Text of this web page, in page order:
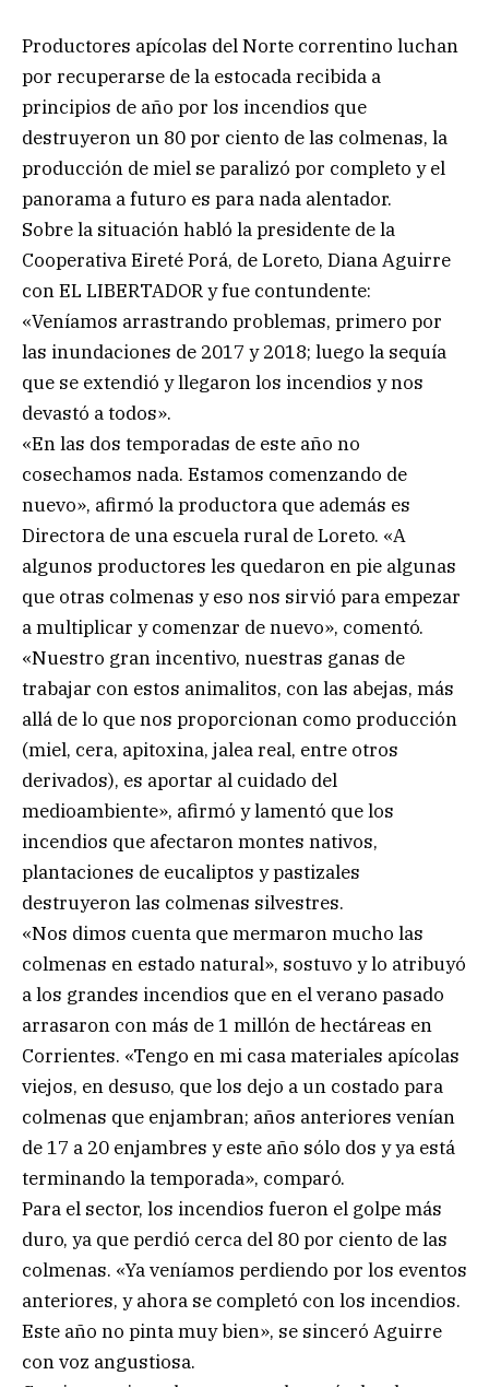
Productores apícolas del Norte correntino luchan
por recuperarse de la estocada recibida a
principios de año por los incendios que
destruyeron un 80 por ciento de las colmenas, la
producción de miel se paralizó por completo y el
panorama a futuro es para nada alentador.
Sobre la situación habló la presidente de la
Cooperativa Eireté Porá, de Loreto, Diana Aguirre
con EL LIBERTADOR y fue contundente:
«Veníamos arrastrando problemas, primero por
las inundaciones de 2017 y 2018; luego la sequía
que se extendió y llegaron los incendios y nos
devastó a todos».
«En las dos temporadas de este año no
cosechamos nada. Estamos comenzando de
nuevo», afirmó la productora que además es
Directora de una escuela rural de Loreto. «A
algunos productores les quedaron en pie algunas
que otras colmenas y eso nos sirvió para empezar
a multiplicar y comenzar de nuevo», comentó.
«Nuestro gran incentivo, nuestras ganas de
trabajar con estos animalitos, con las abejas, más
allá de lo que nos proporcionan como producción
(miel, cera, apitoxina, jalea real, entre otros
derivados), es aportar al cuidado del
medioambiente», afirmó y lamentó que los
incendios que afectaron montes nativos,
plantaciones de eucaliptos y pastizales
destruyeron las colmenas silvestres.
«Nos dimos cuenta que mermaron mucho las
colmenas en estado natural», sostuvo y lo atribuyó
a los grandes incendios que en el verano pasado
arrasaron con más de 1 millón de hectáreas en
Corrientes. «Tengo en mi casa materiales apícolas
viejos, en desuso, que los dejo a un costado para
colmenas que enjambran; años anteriores venían
de 17 a 20 enjambres y este año sólo dos y ya está
terminando la temporada», comparó.
Para el sector, los incendios fueron el golpe más
duro, ya que perdió cerca del 80 por ciento de las
colmenas. «Ya veníamos perdiendo por los eventos
anteriores, y ahora se completó con los incendios.
Este año no pinta muy bien», se sinceró Aguirre
con voz angustiosa.